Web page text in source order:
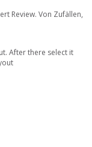
Review. Von Zufällen,
After there select it